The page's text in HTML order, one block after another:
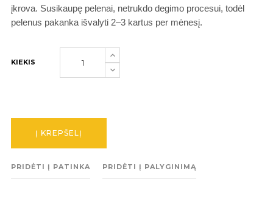
įkrova. Susikaupę pelenai, netrukdo degimo procesui, todėl
pelenus pakanka išvalyti 2–3 kartus per mėnesį.
KIEKIS
Į KREPŠELĮ
PRIDĖTI Į PATINKA PRIDĖTI Į PALYGINIMĄ